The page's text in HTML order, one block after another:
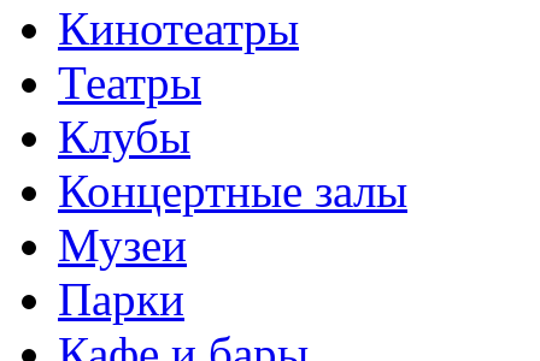
Кинотеатры
Театры
Клубы
Концертные залы
Музеи
Парки